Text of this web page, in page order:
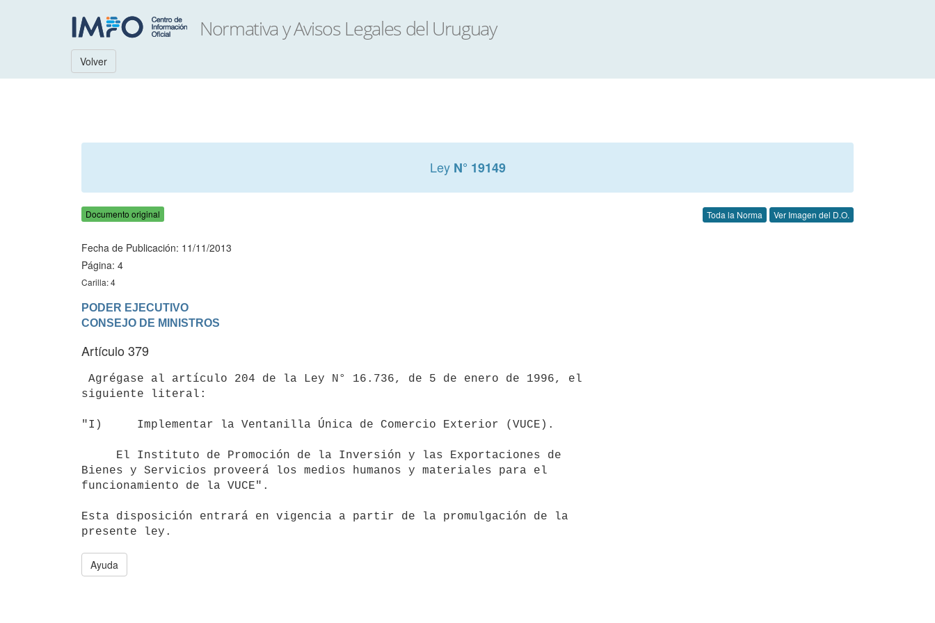
Volver
Ley N° 19149
Documento original Toda la Norma Ver Imagen del D.O.
Fecha de Publicación: 11/11/2013
Página: 4
Carilla: 4
PODER EJECUTIVO
Artículo 379
siguiente literal:
"I)     Implementar la Ventanilla Única de Comercio Exterior (VUCE).
Bienes y Servicios proveerá los medios humanos y materiales para el
funcionamiento de la VUCE".
Esta disposición entrará en vigencia a partir de la promulgación de la
Ayuda